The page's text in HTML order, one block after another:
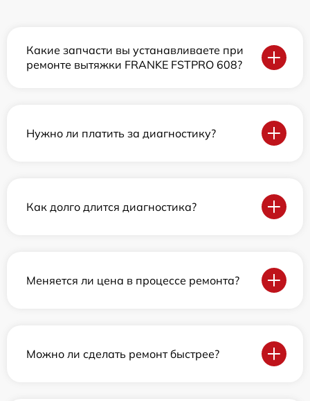
Какие запчасти вы устанавливаете при
ремонте вытяжки FRANKE FSTPRO 608?
Нужно ли платить за диагностику?
Как долго длится диагностика?
Меняется ли цена в процессе ремонта?
Можно ли сделать ремонт быстрее?